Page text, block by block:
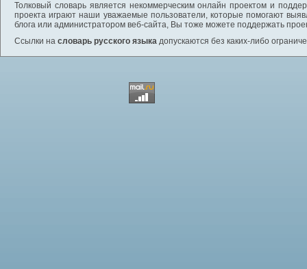
Толковый словарь является некоммерческим онлайн проектом и
проекта играют наши уважаемые пользователи, которые помогают
блога или администратором веб-сайта, Вы тоже можете поддержать
Ссылки на словарь русского языка допускаются без каких-либо